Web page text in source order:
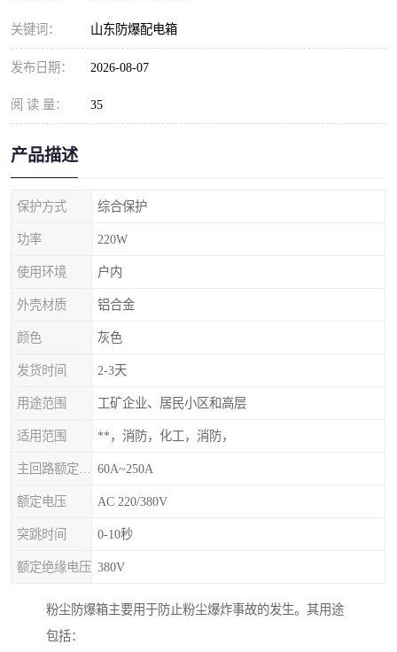
关键词： 山东防爆配电箱
发布日期： 2026-08-07
阅 读 量： 35
产品描述
保护方式 综合保护
功率 220W
使用环境 户内
外壳材质 铝合金
颜色 灰色
发货时间 2-3天
用途范围 工矿企业、居民小区和高层
适用范围 **，消防，化工，消防，
60A~250A
额定电压 AC 220/380V
突跳时间 0-10秒
额定绝缘电压 380V
粉尘防爆箱主要用于防止粉尘爆炸事故的发生。其用途
包括：